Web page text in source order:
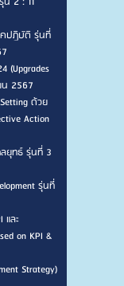
คปฏิบัติ รุ่นที่
(Upgrades
น 2567
ด้วย
Action
ยุทธ์ รุ่นที่ 3
รุ่นที่
และ
on KPI &
Strategy)